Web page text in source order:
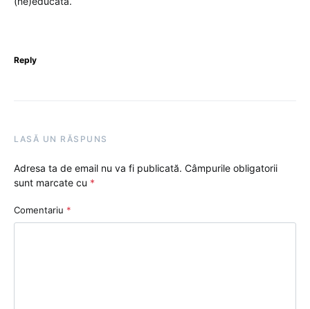
Reply
LASĂ UN RĂSPUNS
Adresa ta de email nu va fi publicată. Câmpurile obligatorii
sunt marcate cu *
Comentariu *